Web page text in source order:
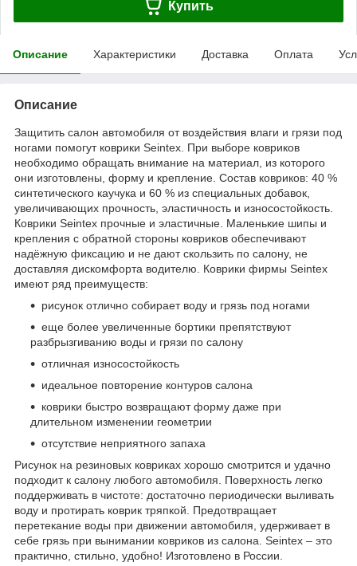
Купить
Описание Характеристики Доставка Оплата
Описание
Защитить салон автомобиля от воздействия влаги и грязи под
ногами помогут коврики Seintex. При выборе ковриков
необходимо обращать внимание на материал, из которого
они изготовлены, форму и крепление. Состав ковриков: 40 %
синтетического каучука и 60 % из специальных добавок,
увеличивающих прочность, эластичность и износостойкость.
Коврики Seintex прочные и эластичные. Маленькие шипы и
крепления с обратной стороны ковриков обеспечивают
надёжную фиксацию и не дают скользить по салону, не
доставляя дискомфорта водителю. Коврики фирмы Seintex
имеют ряд преимуществ:
рисунок отлично собирает воду и грязь под ногами
еще более увеличенные бортики препятствуют
разбрызгиванию воды и грязи по салону
отличная износостойкость
идеальное повторение контуров салона
коврики быстро возвращают форму даже при
длительном изменении геометрии
отсутствие неприятного запаха
Рисунок на резиновых ковриках хорошо смотрится и удачно
подходит к салону любого автомобиля. Поверхность легко
поддерживать в чистоте: достаточно периодически выливать
воду и протирать коврик тряпкой. Предотвращает
перетекание воды при движении автомобиля, удерживает в
себе грязь при вынимании ковриков из салона. Seintex – это
практично, стильно, удобно! Изготовлено в России.